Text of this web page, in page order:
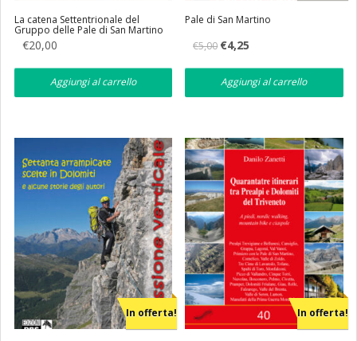
La catena Settentrionale del
Gruppo delle Pale di San Martino
€20,00
Aggiungi al carrello
Pale di San Martino
€5,00 Il
prezzo
originale
era:
€4,25
attuale
è:
Aggiungi al carrello
In offerta! In offerta!